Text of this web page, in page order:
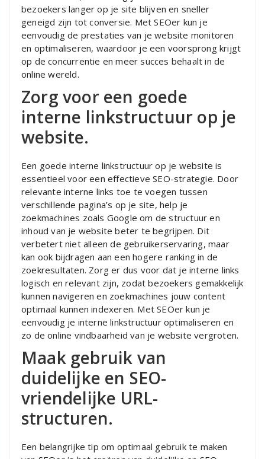
bezoekers langer op je site blijven en sneller
geneigd zijn tot conversie. Met SEOer kun je
eenvoudig de prestaties van je website monitoren
en optimaliseren, waardoor je een voorsprong krijgt
op de concurrentie en meer succes behaalt in de
online wereld.
Zorg voor een goede
interne linkstructuur op je
website.
Een goede interne linkstructuur op je website is
essentieel voor een effectieve SEO-strategie. Door
relevante interne links toe te voegen tussen
verschillende pagina’s op je site, help je
zoekmachines zoals Google om de structuur en
inhoud van je website beter te begrijpen. Dit
verbetert niet alleen de gebruikerservaring, maar
kan ook bijdragen aan een hogere ranking in de
zoekresultaten. Zorg er dus voor dat je interne links
logisch en relevant zijn, zodat bezoekers gemakkelijk
kunnen navigeren en zoekmachines jouw content
optimaal kunnen indexeren. Met SEOer kun je
eenvoudig je interne linkstructuur optimaliseren en
zo de online vindbaarheid van je website vergroten.
Maak gebruik van
duidelijke en SEO-
vriendelijke URL-
structuren.
Een belangrijke tip om optimaal gebruik te maken